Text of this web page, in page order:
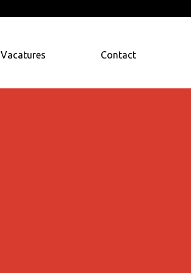
Vacatures Contact